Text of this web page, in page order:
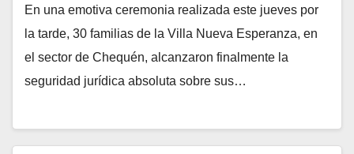
En una emotiva ceremonia realizada este jueves por
la tarde, 30 familias de la Villa Nueva Esperanza, en
el sector de Chequén, alcanzaron finalmente la
seguridad jurídica absoluta sobre sus…